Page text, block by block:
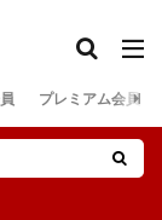
プレミアム会員